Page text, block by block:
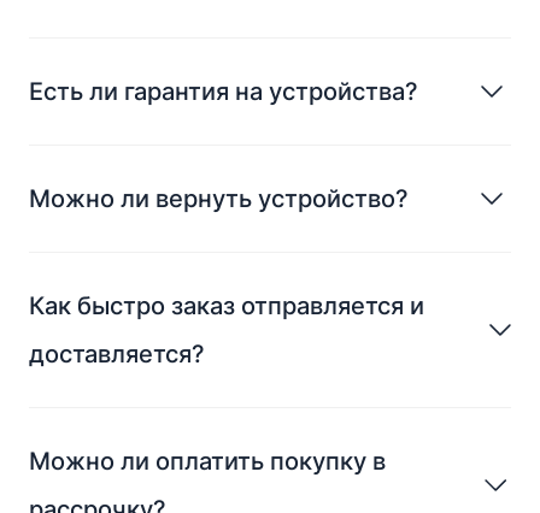
Есть ли гарантия на устройства?
Можно ли вернуть устройство?
Как быстро заказ отправляется и
доставляется?
Можно ли оплатить покупку в